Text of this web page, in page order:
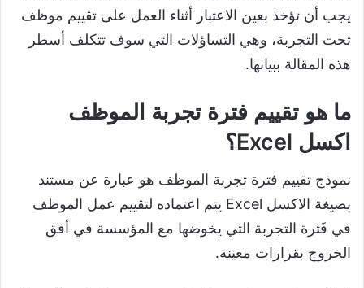
يجب أن تؤخذ بعين الاعتبار أثناء العمل على تقييم موظف
تحت التجربة، وهي التساؤلات التي سوف تتكلف أسطر
هذه المقالة ببيانها.
ما هو تقييم فترة تجربة الموظف
اكسل Excel؟
نموذج تقييم فترة تجربة الموظف هو عبارة عن مستند
بصيغة الاكسل Excel يتم اعتماده لتقييم عمل الموظف
في فَترة التجربة التي يخوضها مع المؤسسة في أفق
الخروج بقرارات معينة.